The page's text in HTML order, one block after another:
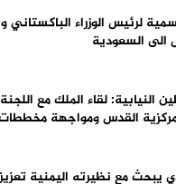
لرئيس الوزراء الباكستاني
الى السعودية
النيابية: لقاء الملك مع
القدس ومواجهة
يبحث مع نظيرته اليمنية